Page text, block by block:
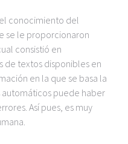
conocimiento del
se le proporcionaron
consistió en
de textos disponibles en
en la que se basa la
puede haber
Así pues, es muy